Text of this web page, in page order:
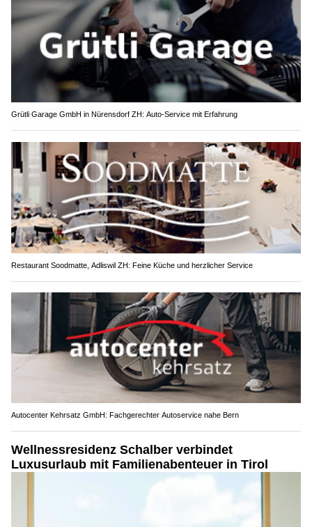
Grütli Garage GmbH in Nürensdorf ZH: Auto-Service mit Erfahrung
Restaurant Soodmatte, Adliswil ZH: Feine Küche und herzlicher Service
Autocenter Kehrsatz GmbH: Fachgerechter Autoservice nahe Bern
Wellnessresidenz Schalber verbindet
Luxusurlaub mit Familienabenteuer in Tirol